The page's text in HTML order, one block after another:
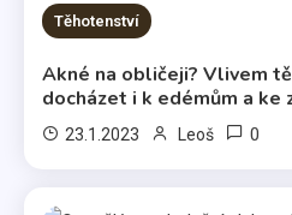
Těhotenství
Akné na obličeji? Vlivem
docházet i k edémům a ke
23.1.2023 Leoš 0